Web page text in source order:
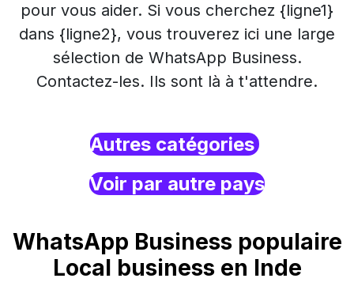
pour vous aider. Si vous cherchez {ligne1}
dans {ligne2}, vous trouverez ici une large
sélection de WhatsApp Business.
Contactez-les. Ils sont là à t'attendre.
Autres catégories
Voir par autre pays
WhatsApp Business populaire
Local business en Inde